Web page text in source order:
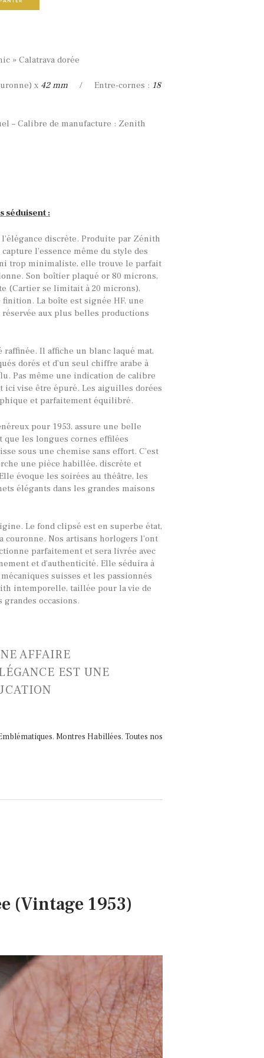
» Calatrava dorée
x 42 mm / Entre-cornes : 18
– Calibre de manufacture : Zenith
séduisent :
discrète. Produite par Zénith
l’essence même du style des
trop minimaliste, elle trouve le parfait
Son boîtier plaqué or 80 microns,
(Cartier se limitait à 20 microns),
La boîte est signée HF, une
réservée aux plus belles productions
raffinée. Il affiche un blanc laqué mat,
dorés et d’un seul chiffre arabe à
Pas même une indication de calibre
ici vise être épuré. Les aiguilles dorées
et parfaitement équilibré.
pour 1953, assure une belle
que les longues cornes effilées
sous une chemise sans effort. C’est
une pièce habillée, discrète et
évoque les soirées au théâtre, les
élégants dans les grandes maisons
Le fond clipsé est en superbe état,
couronne. Nos artisans horlogers l’ont
parfaitement et sera livrée avec
et d’authenticité. Elle séduira à
suisses et les passionnés
intemporelle, taillée pour la vie de
occasions.
AFFAIRE
EST UNE
, Montres Habillées, Toutes nos
(Vintage 1953)